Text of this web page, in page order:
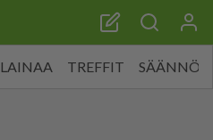
LAINAA TREFFIT SÄÄNNÖT